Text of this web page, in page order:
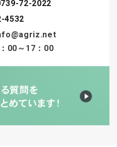
72-2022
00～17：00
4532